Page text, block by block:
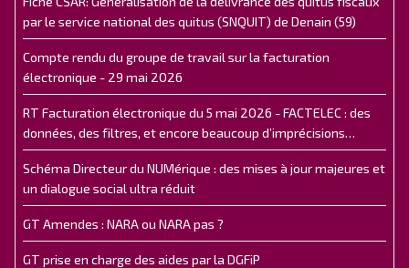
par le service national des quitus (SNQUIT) de Denain (59)
Compte rendu du groupe de travail sur la facturation
électronique - 29 mai 2026
RT Facturation électronique du 5 mai 2026 - FACTELEC : des
données, des filtres, et encore beaucoup d’imprécisions…
Schéma Directeur du NUMérique : des mises à jour majeures et
un dialogue social ultra réduit
GT Amendes : NARA ou NARA pas ?
GT prise en charge des aides par la DGFiP